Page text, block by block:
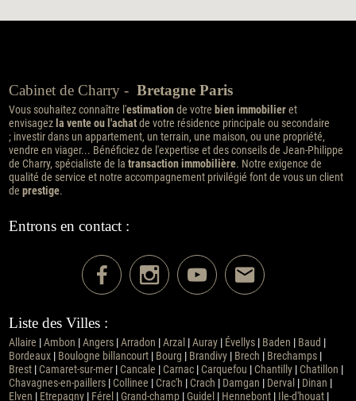
Cabinet de Charry - Bretagne Paris
Vous souhaitez connaître l'estimationde votre bien immobilieret
envisagezla vente ou l'achatde votre résidence principale ou secondaire
; investir dans un appartement, un terrain, une maison, ou une propriété,
vendre en viager... Bénéficiez de l'expertise et des conseils de Jean-Philippe
de Charry, spécialiste de la transaction immobilière. Notre exigence de
qualité de service et notre accompagnement privilégié font de vous un client
de prestige.
Entrons en contact :
Liste des Villes :
Allaire Ambon Angers| Arradon Arzal| Auray| Évellys| Baden Baud
Bordeaux| Boulogne billancourt| Bourg Brandivy| Brech Brechamps|
Brest| Camaret-sur-mer| Cancale Carnac| Carquefou Chantilly| Chatillon
Chavagnes-en-paillers| Collinee Crac'h Crach Damgan Derval| Dinan
Elven
Etrepagny| Férel| Grand-champ| Guidel| Hennebont| Ile-d'houat|